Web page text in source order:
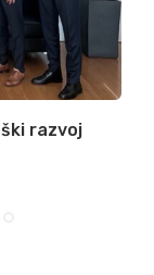
razvoj